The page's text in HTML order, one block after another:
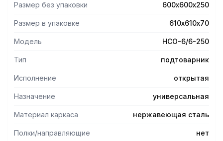
Размер без упаковки 600х600х250
Размер в упаковке 610х610х70
Модель НСО-6/6-250
Тип подтоварник
Исполнение открытая
Назначение универсальная
Материал каркаса нержавеющая сталь
Полки/направляющие нет